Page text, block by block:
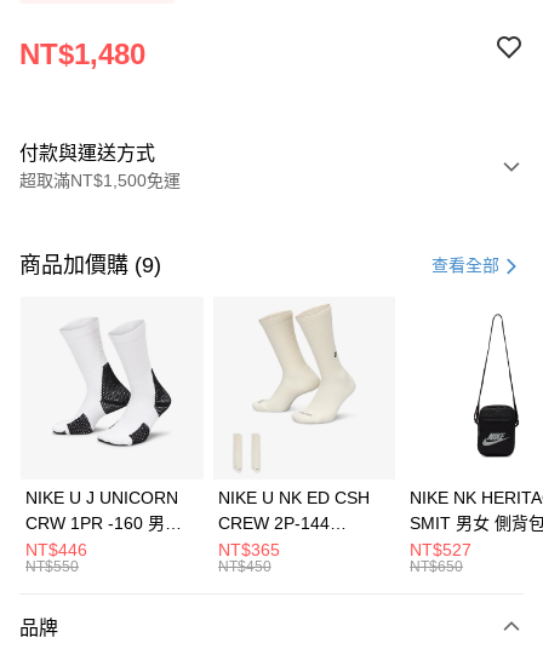
NT$1,480
付款與運送方式
超取滿NT$1,500免運
信用卡一次付款
3 期 0 利率 每期 21家銀行
合作金庫商業銀行
第一商業銀行
華南商業銀行
彰化商業銀行
上海商業儲蓄銀行
元大商業銀行
台灣樂天信用卡公司
Apple Pay
全盈+PAY
AFTEE先享後付
【關於「AFTEE先享後付」】
商品加價購 (9) 查看全部
NIKE U J UNICORN
CRW 1PR -160 男女
中統襪 FZ3393100
NT$446
NT$550
NIKE U NK ED CSH
CREW 2P-144
EMBRDY 男女 短統襪
FZ3073133
NT$365
NT$450
NIKE NK
SMIT 男女 側背
BA5871010
NT$527
NT$650
品牌